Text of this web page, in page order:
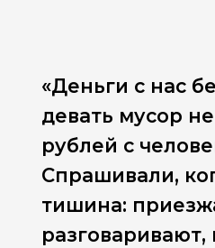
«Деньги с нас
девать мусор
рублей с
Спрашивали,
тишина:
разговаривают,